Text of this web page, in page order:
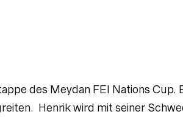
des Meydan FEI Nations
Henrik wird mit seiner